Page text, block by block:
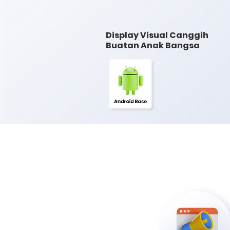
Display Visual Canggih
Buatan Anak Bangsa